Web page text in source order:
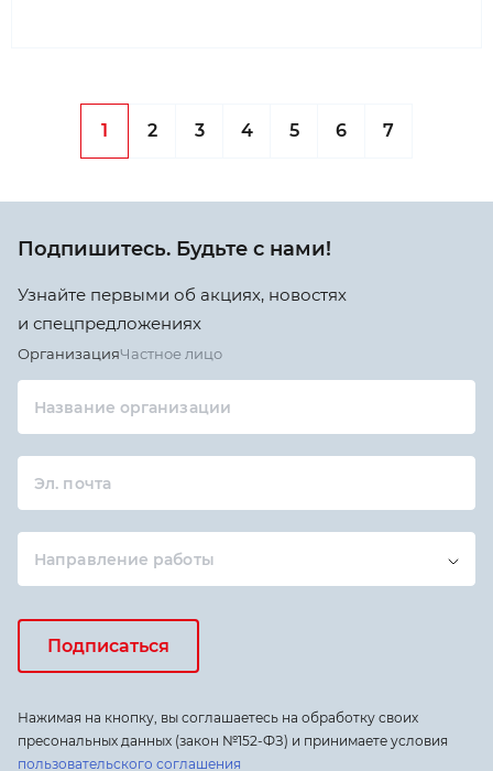
1 2 3 4 5 6 7
Подпишитесь. Будьте с нами!
Узнайте первыми об акциях, новостях
и спецпредложениях
ОрганизацияЧастное лицо
Название организации
Эл. почта
Направление работы
Подписаться
Нажимая на кнопку, вы соглашаетесь на обработку своих
пресональных данных (закон №152-ФЗ) и принимаете условия
пользовательского соглашения